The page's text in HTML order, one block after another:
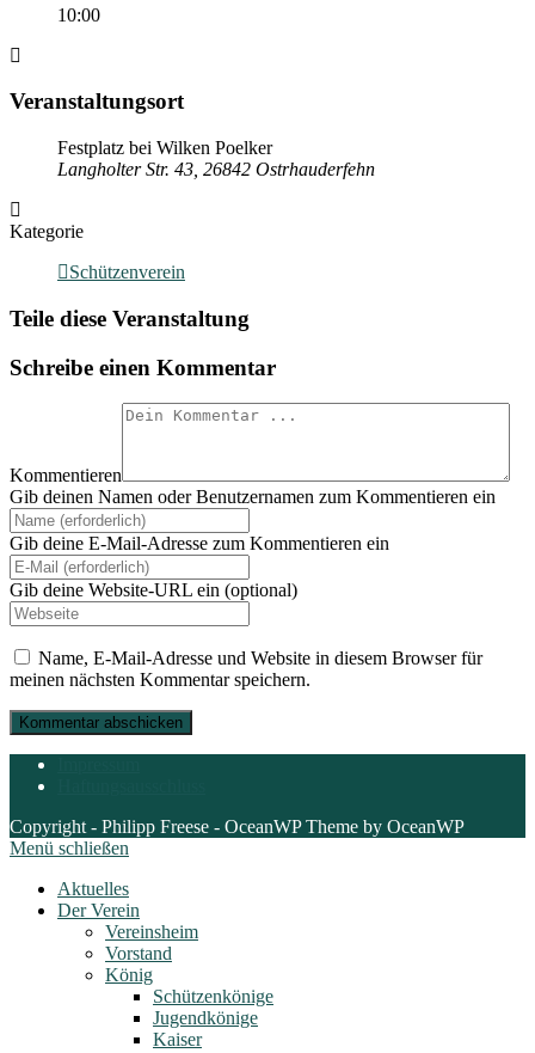
10:00
Veranstaltungsort
Festplatz bei Wilken Poelker
Langholter Str. 43, 26842 Ostrhauderfehn
Kategorie
Schützenverein
Teile diese Veranstaltung
Schreibe einen Kommentar
Kommentieren
Gib deinen Namen oder Benutzernamen zum Kommentieren ein
Gib deine E-Mail-Adresse zum Kommentieren ein
Gib deine Website-URL ein (optional)
Name, E-Mail-Adresse und Website in diesem Browser für
meinen nächsten Kommentar speichern.
Copyright - Philipp Freese - OceanWP Theme by OceanWP
Menü schließen
Aktuelles
Der Verein
Vereinsheim
Vorstand
König
Schützenkönige
Jugendkönige
Kaiser